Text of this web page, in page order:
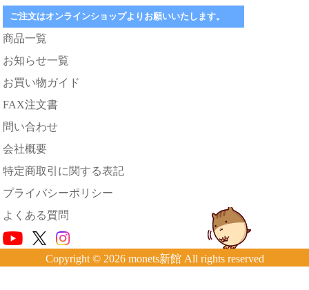
ご注文はオンラインショップよりお願いいたします。
商品一覧
お知らせ一覧
お買い物ガイド
FAX注文書
問い合わせ
会社概要
特定商取引に関する表記
プライバシーポリシー
よくある質問
Copyright © 2026 monets新館 All rights reserved